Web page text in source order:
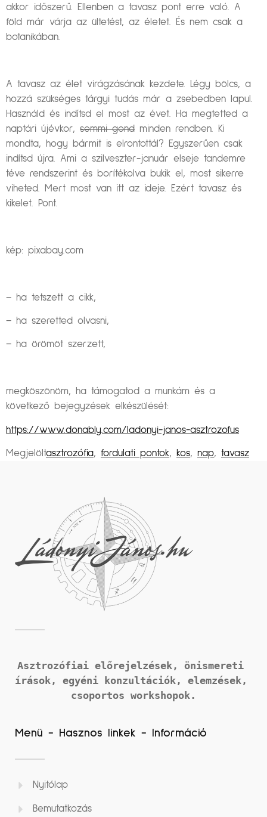
akkor időszerű. Ellenben a tavasz pont erre való. A
föld már várja az ültetést, az életet. És nem csak a
botanikában.
A tavasz az élet virágzásának kezdete. Légy bölcs, a
hozzá szükséges tárgyi tudás már a zsebedben lapul.
Használd és indítsd el most az évet. Ha megtetted a
naptári újévkor, semmi gond minden rendben. Ki
mondta, hogy bármit is elrontottál? Egyszerűen csak
indítsd újra. Ami a szilveszter-január elseje tandemre
téve rendszerint és borítékolva bukik el, most sikerre
viheted. Mert most van itt az ideje. Ezért tavasz és
kikelet. Pont.
kép: pixabay.com
– ha tetszett a cikk,
– ha szeretted olvasni,
– ha örömöt szerzett,
megköszönöm, ha támogatod a munkám és a
következő bejegyzések elkészülését:
https://www.donably.com/ladonyi-janos-asztrozofus
Megjelöltasztrozófia, fordulati pontok, kos, nap, tavasz
Asztrozófiai előrejelzések, önismereti
írások,
csoportos workshopok.
Menü - Hasznos linkek - Információ
Nyitólap
Bemutatkozás